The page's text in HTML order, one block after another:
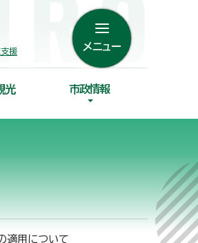
支援 メニュー
光 市政情報
適用について